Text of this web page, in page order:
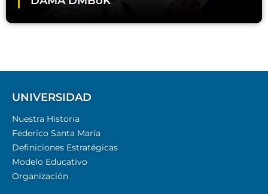
UNIVERSIDAD
Nuestra Historia
Federico Santa María
Definiciones Estratégicas
Modelo Educativo
Organización